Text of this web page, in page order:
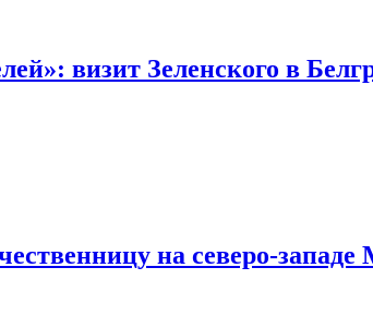
визит Зеленского в
на северо-